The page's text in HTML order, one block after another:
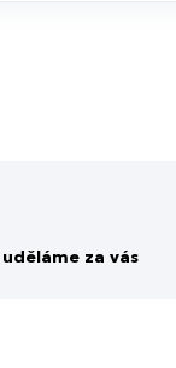
uděláme za vás